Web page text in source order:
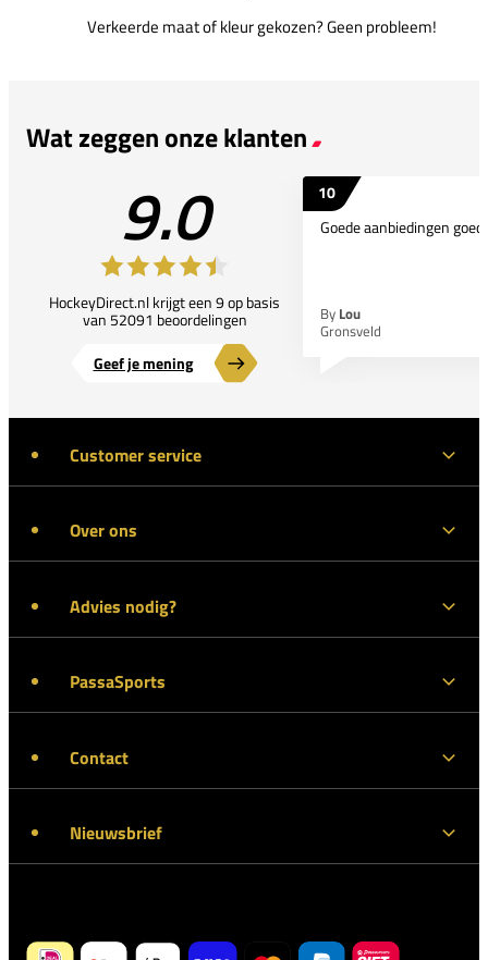
Verkeerde maat of kleur gekozen? Geen probleem!
Wat zeggen onze klanten
9.0
HockeyDirect.nl krijgt een 9 op basis
van 52091 beoordelingen
Geef je mening
10
Goede aanbiedingen
By Lou
Gronsveld
Customer service
Over ons
Advies nodig?
PassaSports
Contact
Nieuwsbrief